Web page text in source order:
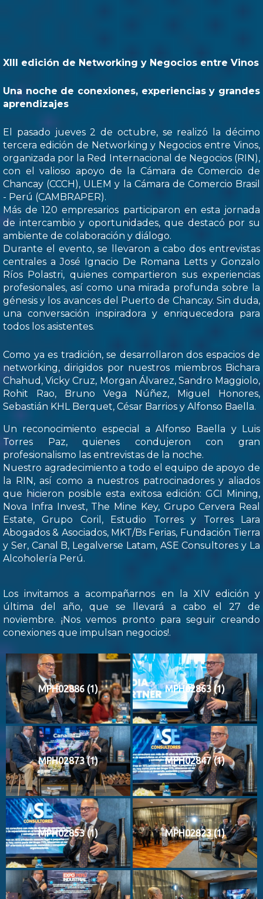
XIII edición de Networking y Negocios entre Vinos
Una noche de conexiones, experiencias y grandes
aprendizajes
El pasado jueves 2 de octubre, se realizó la décimo
tercera edición de Networking y Negocios entre Vinos,
organizada por la Red Internacional de Negocios (RIN),
con el valioso apoyo de la Cámara de Comercio de
Chancay (CCCH), ULEM y la Cámara de Comercio Brasil
- Perú (CAMBRAPER).
Más de 120 empresarios participaron en esta jornada
de intercambio y oportunidades, que destacó por su
ambiente de colaboración y diálogo.
Durante el evento, se llevaron a cabo dos entrevistas
centrales a José Ignacio De Romana Letts y Gonzalo
Ríos Polastri, quienes compartieron sus experiencias
profesionales, así como una mirada profunda sobre la
génesis y los avances del Puerto de Chancay. Sin duda,
una conversación inspiradora y enriquecedora para
todos los asistentes.
Como ya es tradición, se desarrollaron dos espacios de
networking, dirigidos por nuestros miembros Bichara
Chahud, Vicky Cruz, Morgan Álvarez, Sandro Maggiolo,
Rohit Rao, Bruno Vega Núñez, Miguel Honores,
Sebastián KHL Berquet, César Barrios y Alfonso Baella.
Un reconocimiento especial a Alfonso Baella y Luis
Torres Paz, quienes condujeron con gran
profesionalismo las entrevistas de la noche.
Nuestro agradecimiento a todo el equipo de apoyo de
la RIN, así como a nuestros patrocinadores y aliados
que hicieron posible esta exitosa edición: GCI Mining,
Nova Infra Invest, The Mine Key, Grupo Cervera Real
Estate, Grupo Coril, Estudio Torres y Torres Lara
Abogados & Asociados, MKT/Bs Ferias, Fundación Tierra
y Ser, Canal B, Legalverse Latam, ASE Consultores y La
Alcoholería Perú.
Los invitamos a acompañarnos en la XIV edición y
última del año, que se llevará a cabo el 27 de
noviembre. ¡Nos vemos pronto para seguir creando
conexiones que impulsan negocios!.
MPH02886 (1) MPH02863 (1)
MPH02873 (1) MPH02847 (1)
MPH02853 (1) MPH02823 (1)